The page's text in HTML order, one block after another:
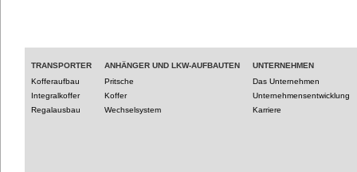
TRANSPORTER
Kofferaufbau
Integralkoffer
Regalausbau
ANHÄNGER UND LKW-AUFBAUTEN
Pritsche
Koffer
Wechselsystem
UNTERNEHMEN
Das Unternehmen
Unternehmensentwicklung
Karriere